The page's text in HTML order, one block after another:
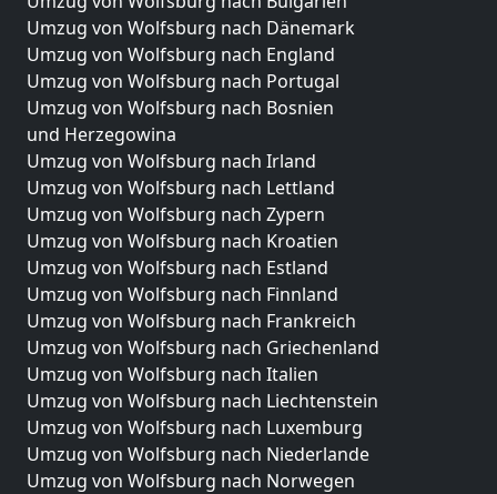
Umzug von Wolfsburg nach Dänemark
Umzug von Wolfsburg nach England
Umzug von Wolfsburg nach Portugal
Umzug von Wolfsburg nach Bosnien
und Herzegowina
Umzug von Wolfsburg nach Irland
Umzug von Wolfsburg nach Lettland
Umzug von Wolfsburg nach Zypern
Umzug von Wolfsburg nach Kroatien
Umzug von Wolfsburg nach Estland
Umzug von Wolfsburg nach Finnland
Umzug von Wolfsburg nach Frankreich
Umzug von Wolfsburg nach Griechenland
Umzug von Wolfsburg nach Italien
Umzug von Wolfsburg nach Liechtenstein
Umzug von Wolfsburg nach Luxemburg
Umzug von Wolfsburg nach Niederlande
Umzug von Wolfsburg nach Norwegen